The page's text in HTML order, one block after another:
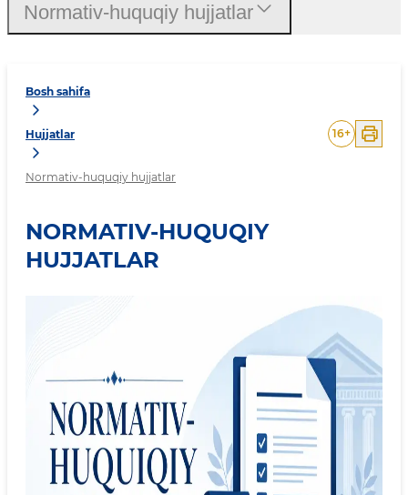
Bosh sahifa
Hujjatlar
Normativ-huquqiy hujjatlar
16+
NORMATIV-HUQUQIY
HUJJATLAR
Normativ-huquqiy hujjatlar